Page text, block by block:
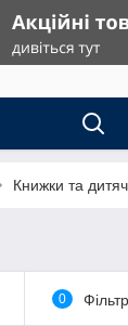
Книжки та
0